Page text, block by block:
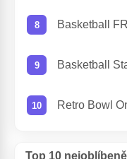
Basketball
Basketball
Retro Bowl
Top 10